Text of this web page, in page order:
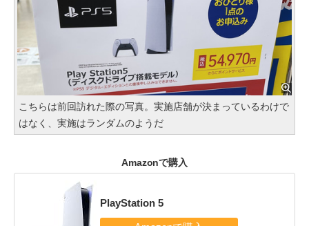
こちらは前回訪れた際の写真。実施店舗が決まっているわけで
はなく、実施はランダムのようだ
Amazonで購入
PlayStation 5